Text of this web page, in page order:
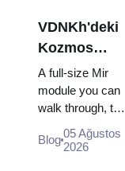
VDNKh'deki
Kozmos
Pavyonu:
Rusya'nın En
Büyük Uzay
Sergisinin
İçinde
A full-size Mir
module you can
walk through, the
model, scorched
Blog05 Ağustos
2026